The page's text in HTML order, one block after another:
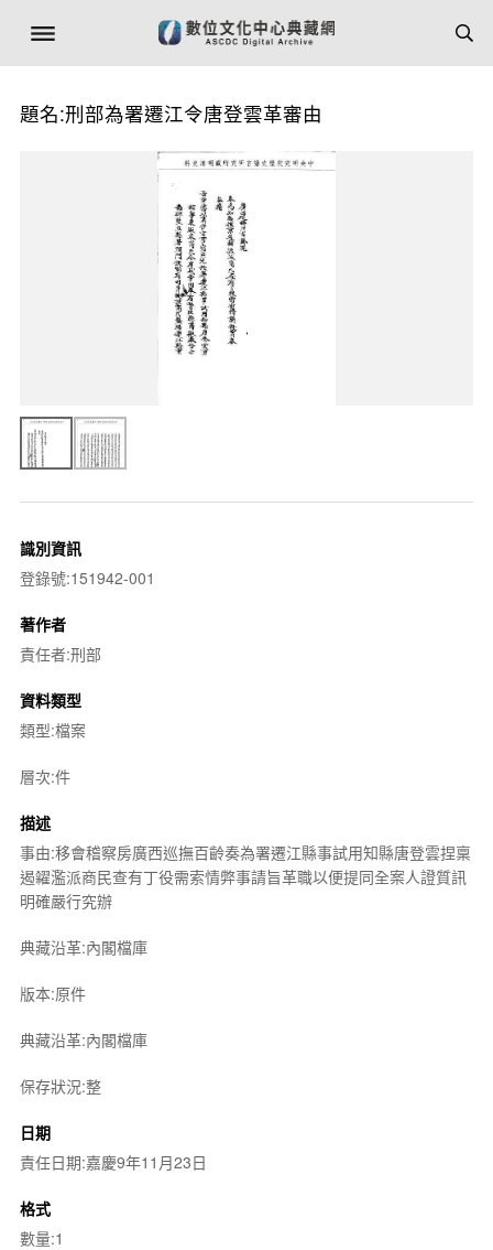
題名:刑部為署遷江令唐登雲革審由
識別資訊
登錄號:151942-001
著作者
責任者:刑部
資料類型
類型:檔案
層次:件
描述
事由:移會稽察房廣西巡撫百齡奏為署遷江縣事試用知縣唐登雲捏稟
遏糴濫派商民查有丁役需索情弊事請旨革職以便提同全案人證質訊
明確嚴行究辦
典藏沿革:內閣檔庫
版本:原件
典藏沿革:內閣檔庫
保存狀況:整
日期
責任日期:嘉慶9年11月23日
格式
數量:1